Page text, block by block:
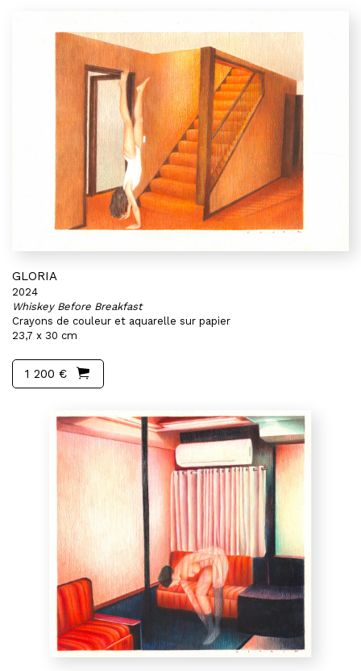
GLORIA
2024
Whiskey Before Breakfast
Crayons de couleur et aquarelle sur papier
23,7 x 30 cm
1 200 €